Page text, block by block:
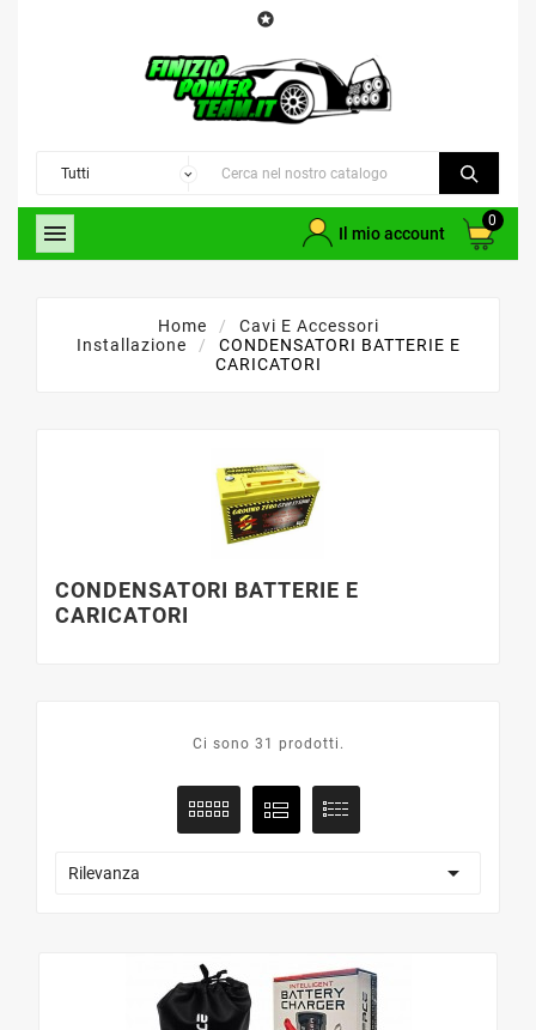

 Il mio account
0
Home
Cavi E Accessori
Installazione
CONDENSATORI BATTERIE E
CARICATORI
CONDENSATORI BATTERIE E
CARICATORI
Ci sono 31 prodotti.
Rilevanza 